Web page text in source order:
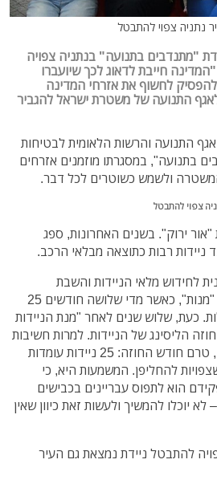
נתניה צפוי להתבטל
"מתנדבים בתנועה" בנתניה צפויה
חייבת לדאוג לכך שיועברו
לחשוף את אזרחי המדינה
התנועה של משטרת ישראל להגביר
התנועה והרשות הלאומית לבטיחות
בתנועה", במסגרתו מוזמנים אזרחים
ולשמש כשוטרים לכל דבר.
צפוי להתבטל
"אור ירוק". בשנים האחרונות, ספג
רבות כתוצאה מבלאי הרכב.
יצאה תכנית לחידוש מלאי הניידות והשבת
המתנדבים לפעילות בצורת "מנות", כאשר מדי שלושה חודשים 25
כעת, שלוש שנים לאחר "מנת הניידות
הליסינג של הניידות. למרות חשיבות
הפרויקט לבטיחות בדרכים, טרם חודש החוזה: 25 ניידות עומדות
להחליפן. המשמעות היא, כי
הוא לתפוס עבריינים בכבישים
יוכלו להמשיך ולעשות זאת כיוון שאין
להתבטל ניידת נמצאת גם העיר